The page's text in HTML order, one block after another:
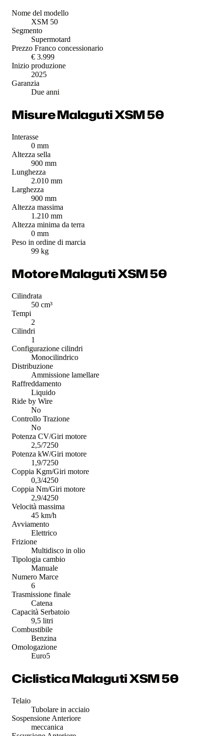
Nome del modello
XSM 50
Segmento
Supermotard
Prezzo Franco concessionario
€ 3.999
Inizio produzione
2025
Garanzia
Due anni
Misure Malaguti XSM 50
Interasse
0 mm
Altezza sella
900 mm
Lunghezza
2.010 mm
Larghezza
900 mm
Altezza massima
1.210 mm
Altezza minima da terra
0 mm
Peso in ordine di marcia
99 kg
Motore Malaguti XSM 50
Cilindrata
50 cm³
Tempi
2
Cilindri
1
Configurazione cilindri
Monocilindrico
Distribuzione
Ammissione lamellare
Raffreddamento
Liquido
Ride by Wire
No
Controllo Trazione
No
Potenza CV/Giri motore
2,5/7250
Potenza kW/Giri motore
1,9/7250
Coppia Kgm/Giri motore
0,3/4250
Coppia Nm/Giri motore
2,9/4250
Velocità massima
45 km/h
Avviamento
Elettrico
Frizione
Multidisco in olio
Tipologia cambio
Manuale
Numero Marce
6
Trasmissione finale
Catena
Capacità Serbatoio
9,5 litri
Combustibile
Benzina
Omologazione
Euro5
Ciclistica Malaguti XSM 50
Telaio
Tubolare in acciaio
Sospensione Anteriore
meccanica